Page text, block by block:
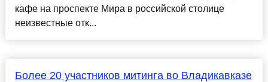
кафе на проспекте Мира в российской столице
неизвестные отк...
Более 20 участников митинга во Владикавказе